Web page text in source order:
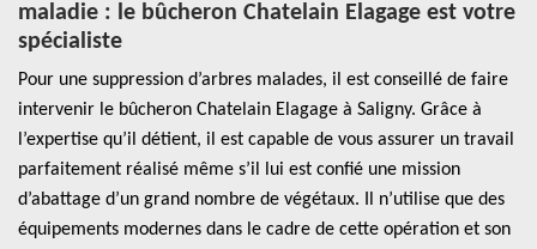
maladie : le bûcheron Chatelain Elagage est votre
spécialiste
Pour une suppression d’arbres malades, il est conseillé de faire
intervenir le bûcheron Chatelain Elagage à Saligny. Grâce à
l’expertise qu’il détient, il est capable de vous assurer un travail
parfaitement réalisé même s’il lui est confié une mission
d’abattage d’un grand nombre de végétaux. Il n’utilise que des
équipements modernes dans le cadre de cette opération et son